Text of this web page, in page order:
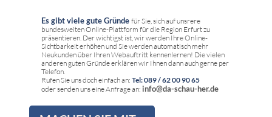
Es gibt viele gute Gründe für Sie, sich auf unsrere
bundesweiten Online-Plattform für die Region Erfurt zu
präsentieren. Der wichtigst ist, wir werden Ihre Online-
Sichtbarkeit erhöhen und Sie werden automatisch mehr
Neukunden über Ihren Webauftritt kennenlernen! Die vielen
anderen guten Gründe erklären wir Ihnen dann auch gerne per
Telefon.
Rufen Sie uns doch einfach an: Tel: 089 / 62 00 90 65
oder senden uns eine Anfrage an: info@da-schau-her.de